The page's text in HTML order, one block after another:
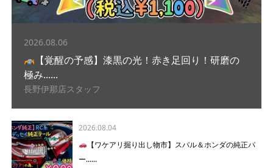
2026.08.06
【覚醒の予感】漆黒の光！赤き足回り！研磨の
極み......
長野伊那店スタッフ
2026.08.04
【ワケアリ掘り出し物市】スバル＆ホンダの純正パ
ー......